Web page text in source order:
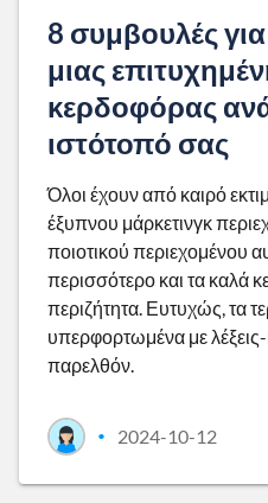
8 συμβουλές
μιας
κερδοφόρας
ιστότοπό σας
Όλοι έχουν από καιρό
έξυπνου μάρκετινγκ
ποιοτικού περιεχομένου
περισσότερο και τα καλά
περιζήτητα. Ευτυχώς, τα
υπερφορτωμένα με
παρελθόν.
• 2024-10-12